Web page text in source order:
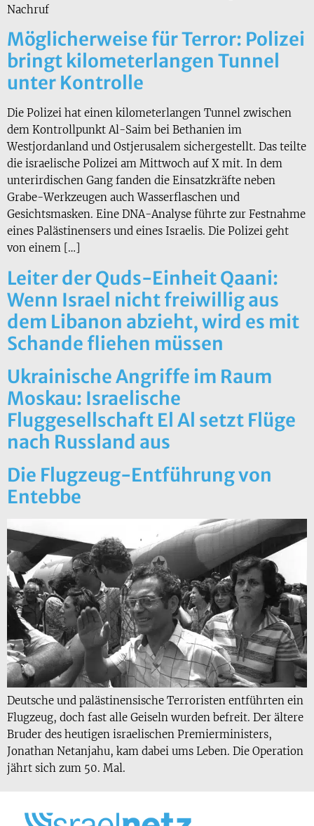
Nachruf
Möglicherweise für Terror: Polizei
bringt kilometerlangen Tunnel
unter Kontrolle
Die Polizei hat einen kilometerlangen Tunnel zwischen
dem Kontrollpunkt Al-Saim bei Bethanien im
Westjordanland und Ostjerusalem sichergestellt. Das teilte
die israelische Polizei am Mittwoch auf X mit. In dem
unterirdischen Gang fanden die Einsatzkräfte neben
Grabe-Werkzeugen auch Wasserflaschen und
Gesichtsmasken. Eine DNA-Analyse führte zur Festnahme
eines Palästinensers und eines Israelis. Die Polizei geht
von einem […]
Leiter der Quds-Einheit Qaani:
Wenn Israel nicht freiwillig aus
dem Libanon abzieht, wird es mit
Schande fliehen müssen
Ukrainische Angriffe im Raum
Moskau: Israelische
Fluggesellschaft El Al setzt Flüge
nach Russland aus
Die Flugzeug-Entführung von
Entebbe
Deutsche und palästinensische Terroristen entführten ein
Flugzeug, doch fast alle Geiseln wurden befreit. Der ältere
Bruder des heutigen israelischen Premierministers,
Jonathan Netanjahu, kam dabei ums Leben. Die Operation
jährt sich zum 50. Mal.